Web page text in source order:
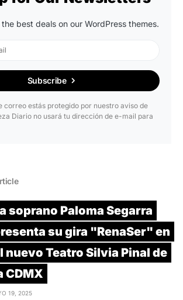
best deals on our WordPress themes.
Subscribe
correo estás protegido por nuestro aviso de
Diario no usará tu dirección de e-mail para
soprano Paloma Segarra
su gira "RenaSer" en
nuevo Teatro Silvia Pinal de
CDMX
19, 2025